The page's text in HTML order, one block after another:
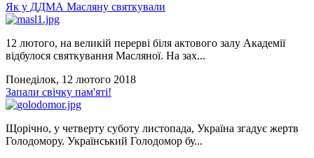
Як у ДДМА Масляну святкували
12 лютого, на великій перерві біля актового залу Академії
відбулося святкування Масляної. На зах...
Понеділок, 12 лютого 2018
Запали свічку пам'яті!
Щорічно, у четверту суботу листопада, Україна згадує жертв
Голодомору. Український Голодомор бу...